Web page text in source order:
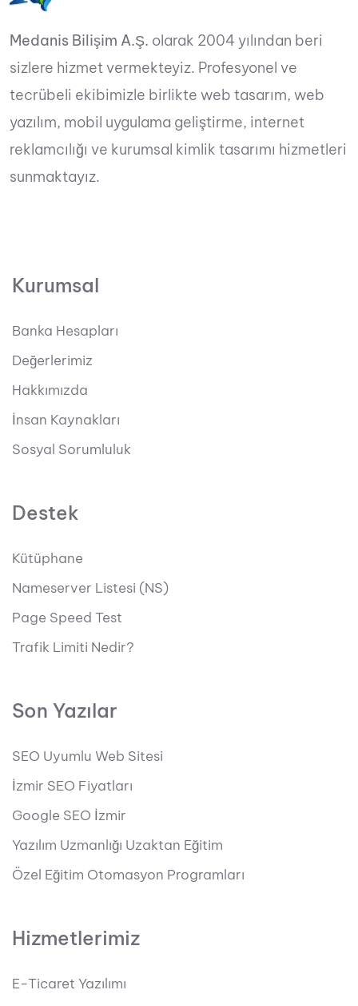
Medanis Bilişim A.Ş. olarak 2004 yılından beri
sizlere hizmet vermekteyiz. Profesyonel ve
tecrübeli ekibimizle birlikte web tasarım, web
yazılım, mobil uygulama geliştirme, internet
reklamcılığı ve kurumsal kimlik tasarımı hizmetleri
sunmaktayız.
Kurumsal
Banka Hesapları
Değerlerimiz
Hakkımızda
İnsan Kaynakları
Sosyal Sorumluluk
Destek
Kütüphane
Nameserver Listesi (NS)
Page Speed Test
Trafik Limiti Nedir?
Son Yazılar
SEO Uyumlu Web Sitesi
İzmir SEO Fiyatları
Google SEO İzmir
Yazılım Uzmanlığı Uzaktan Eğitim
Özel Eğitim Otomasyon Programları
Hizmetlerimiz
E-Ticaret Yazılımı